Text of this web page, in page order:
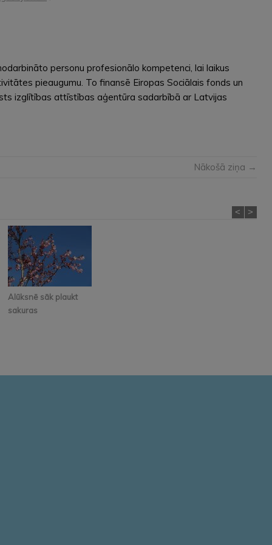
personu profesionālo kompetenci, lai laikus
pieaugumu. To finansē Eiropas Sociālais fonds un
izglītības attīstības aģentūra sadarbībā ar Latvijas
Nākošā ziņa →
Alūksnē sāk plaukt
sakuras
< >